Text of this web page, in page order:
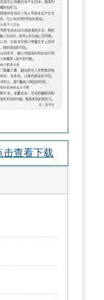
击查看下载